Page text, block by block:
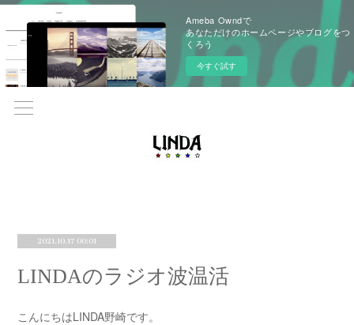
Ameba Owndで
あなただけのホームページやブログをつ
くろう
今すぐ試す
2021.10.17 00:01
LINDAのラジオ波温活
こんにちはLINDA野崎です。